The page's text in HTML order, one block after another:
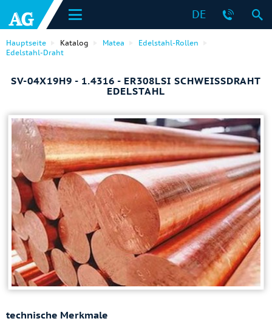
DE
Hauptseite Katalog Matea
Edelstahl-Rollen
Edelstahl-Draht
SV-04Х19Н9 - 1.4316 - ER308LSI SCHWEISSDRAHT E
DELSTAHL
technische Merkmale